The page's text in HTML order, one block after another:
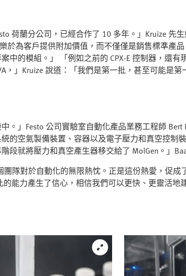
荷蘭分公司，已經合作了 10 多年。」Kruize 先
於為客戶提供附加價值，而不僅僅是銷售標準產
中的模組。」 「例如之前的 CPX-E 控制器，還
，」Kruize 說道：「我們是第一批，甚至可能是第
。」Festo 公司實驗室自動化產品業務工程師
的空氣製備裝置、容器以及電子壓力和真空控制
段就將壓力和真空產生器移交給了 MolGen。」
個團隊對於自動化的無限熱忱。正是這份熱愛，促
能力產生了信心，相信我們可以更快、更靈活地